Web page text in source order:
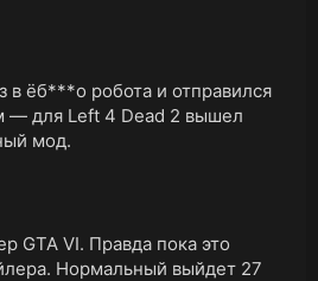
в ёб***о робота и отправился
— для Left 4 Dead 2 вышел
мод.
GTA VI. Правда пока это
Нормальный выйдет 27